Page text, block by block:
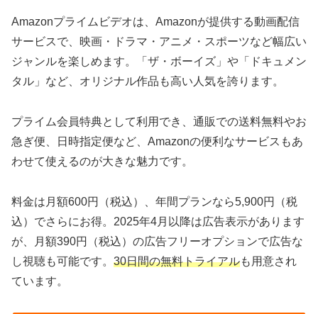
Amazonプライムビデオは、Amazonが提供する動画配信
サービスで、映画・ドラマ・アニメ・スポーツなど幅広い
ジャンルを楽しめます。「ザ・ボーイズ」や「ドキュメン
タル」など、オリジナル作品も高い人気を誇ります。
プライム会員特典として利用でき、通販での送料無料やお
急ぎ便、日時指定便など、Amazonの便利なサービスもあ
わせて使えるのが大きな魅力です。
料金は月額600円（税込）、年間プランなら5,900円（税
込）でさらにお得。2025年4月以降は広告表示があります
が、月額390円（税込）の広告フリーオプションで広告な
し視聴も可能です。 30日間の無料トライアルも用意され
ています。